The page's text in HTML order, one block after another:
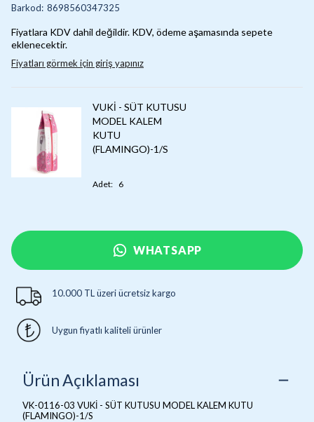
Barkod: 8698560347325
Fiyatlara KDV dahil değildir. KDV, ödeme aşamasında sepete
eklenecektir.
Fiyatları görmek için giriş yapınız
VUKİ - SÜT KUTUSU
MODEL KALEM
KUTU
(FLAMINGO)-1/S
Adet: 6
WHATSAPP
10.000 TL üzeri ücretsiz kargo
Uygun fiyatlı kaliteli ürünler
Ürün Açıklaması
VK-0116-03 VUKİ - SÜT KUTUSU MODEL KALEM KUTU
(FLAMINGO)-1/S